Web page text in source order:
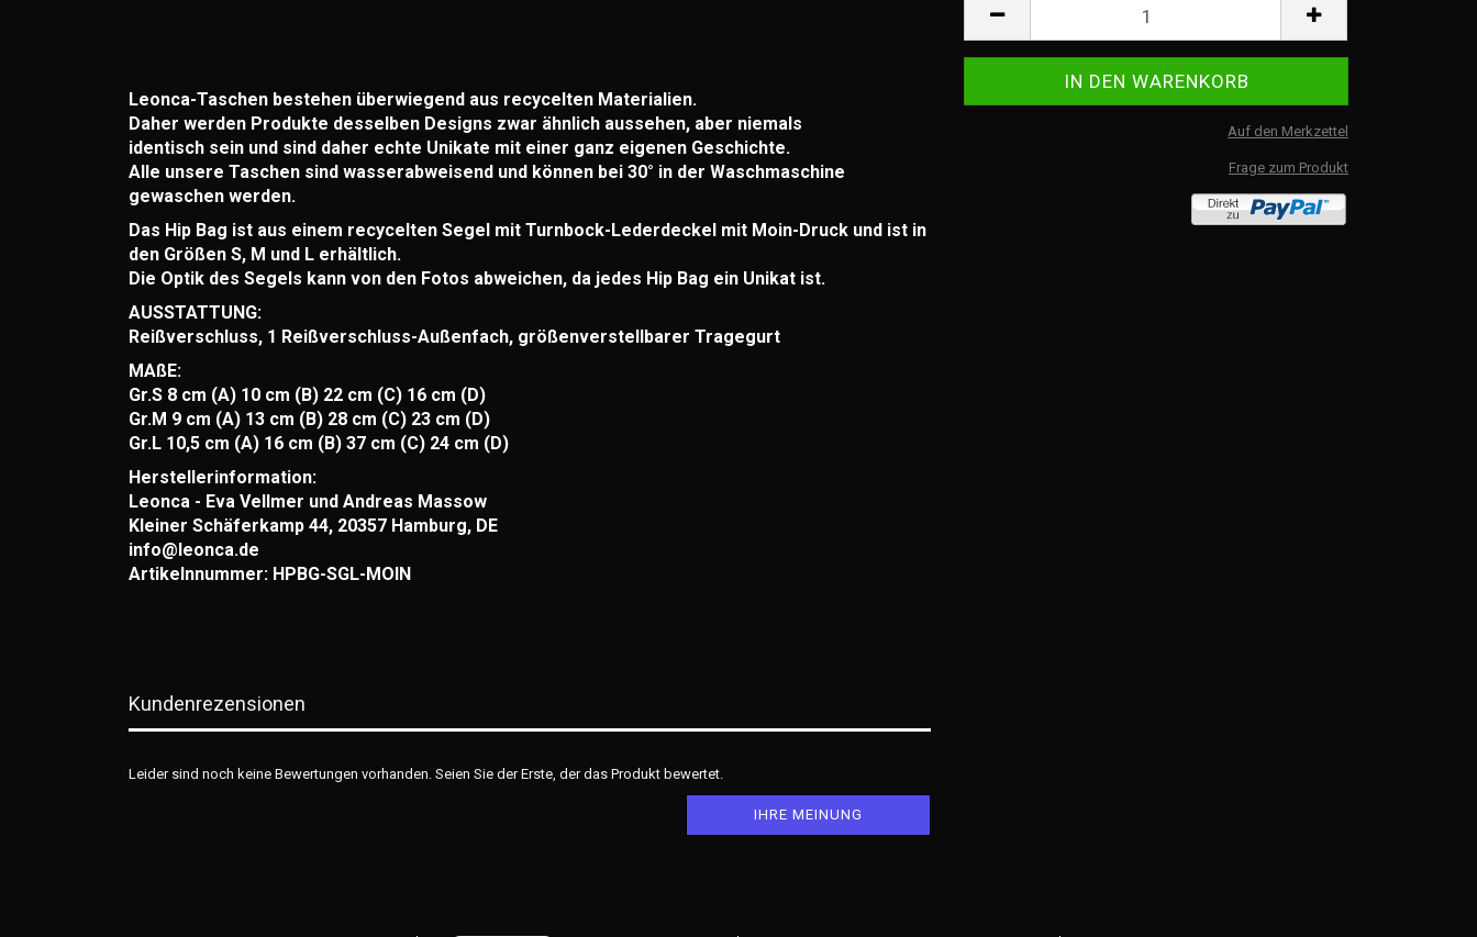
Auf den Merkzettel
Frage zum Produkt
Leonca-Taschen bestehen überwiegend aus recycelten Materialien.
Daher werden Produkte desselben Designs zwar ähnlich aussehen, aber niemals
identisch sein und sind daher echte Unikate mit einer ganz eigenen Geschichte.
Alle unsere Taschen sind wasserabweisend und können bei 30° in der Waschmaschine
gewaschen werden.
Das Hip Bag ist aus einem recycelten Segel mit Turnbock-Lederdeckel mit Moin-Druck und ist in
den Größen S, M und L erhältlich.
Die Optik des Segels kann von den Fotos abweichen, da jedes Hip Bag ein Unikat ist.
AUSSTATTUNG:
Reißverschluss, 1 Reißverschluss-Außenfach, größenverstellbarer Tragegurt
MAßE:
Gr.S 8 cm (A) 10 cm (B) 22 cm (C) 16 cm (D)
Gr.M 9 cm (A) 13 cm (B) 28 cm (C) 23 cm (D)
Gr.L 10,5 cm (A) 16 cm (B) 37 cm (C) 24 cm (D)
Herstellerinformation:
Leonca - Eva Vellmer und Andreas Massow
Kleiner Schäferkamp 44, 20357 Hamburg, DE
info@leonca.de
Artikelnnummer: HPBG-SGL-MOIN
Kundenrezensionen
Leider sind noch keine Bewertungen vorhanden. Seien Sie der Erste, der das Produkt bewertet.
IHRE MEINUNG